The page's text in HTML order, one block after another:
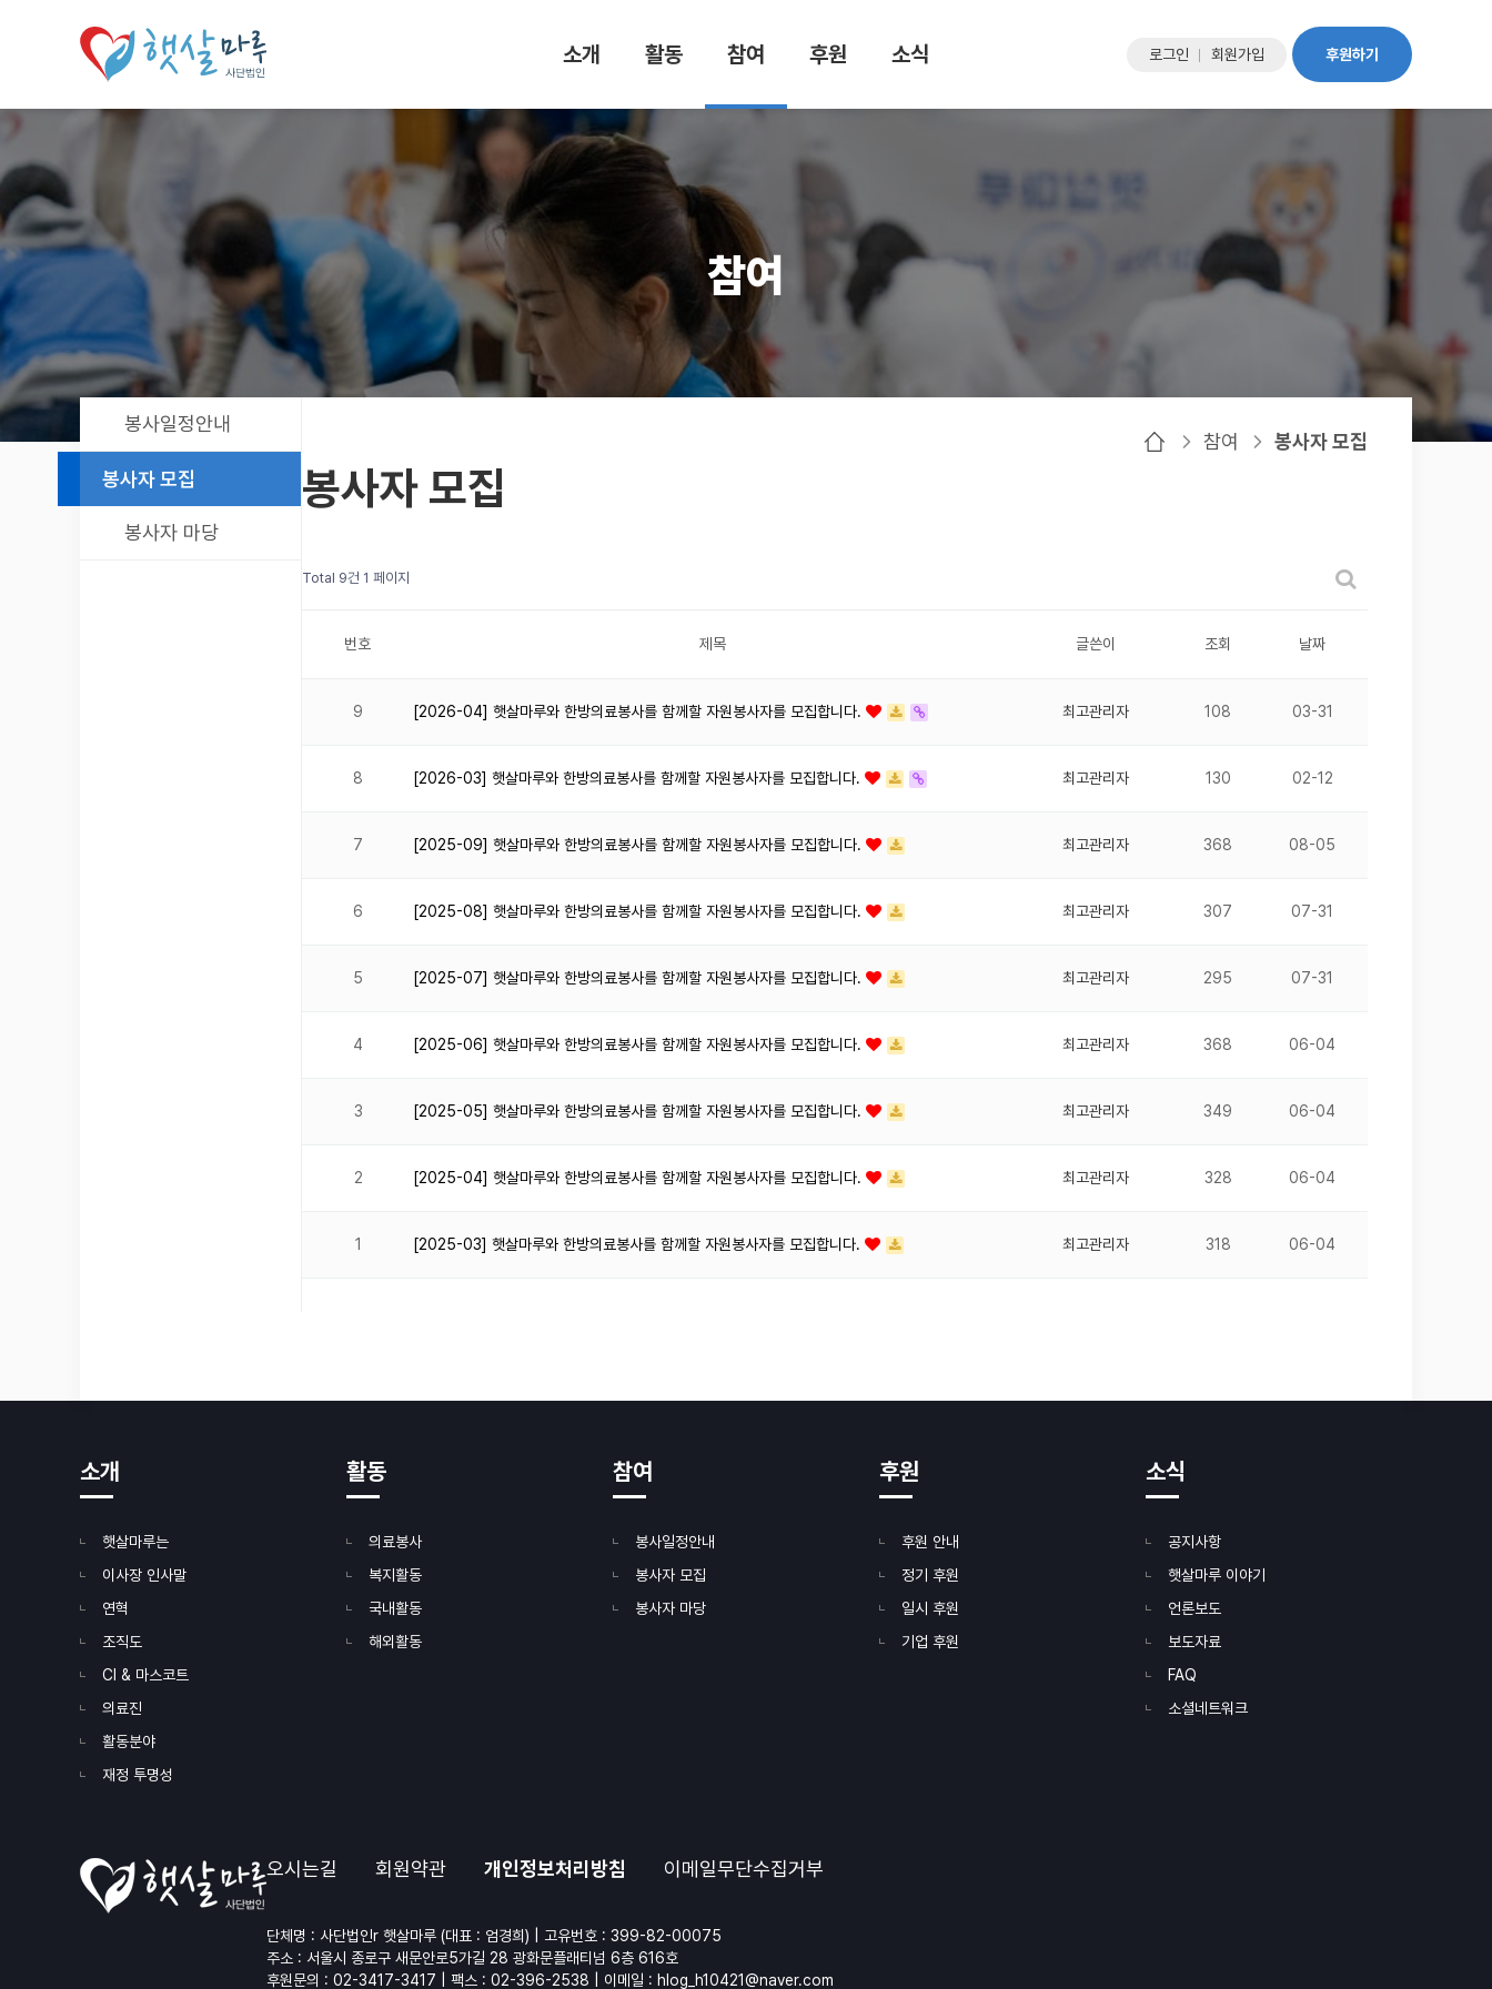
소개
햇살마루
는
CI & 마스
활동
복지활동
국내활동
해외활동
참여
집
봉사자 마
당
후원
정기 후원
기업 후원
소식
보도자료
로그인 회원가입 후원하기
참여
봉사일정안내
봉사자 모집
봉사자 마당
참여 봉사자 모집
봉사자 모집
Total 9건 1 페이지
번호 제목 글쓴이 조회 날짜
9 [2026-04] 햇살마루와 한방의료봉사를 함께할 자원봉사자를 모집합니다. 최고관리자 108 03-31
8 [2026-03] 햇살마루와 한방의료봉사를 함께할 자원봉사자를 모집합니다. 최고관리자 130 02-12
7 [2025-09] 햇살마루와 한방의료봉사를 함께할 자원봉사자를 모집합니다. 최고관리자 368 08-05
6 [2025-08] 햇살마루와 한방의료봉사를 함께할 자원봉사자를 모집합니다. 최고관리자 307 07-31
5 [2025-07] 햇살마루와 한방의료봉사를 함께할 자원봉사자를 모집합니다. 최고관리자 295 07-31
4 [2025-06] 햇살마루와 한방의료봉사를 함께할 자원봉사자를 모집합니다. 최고관리자 368 06-04
3 [2025-05] 햇살마루와 한방의료봉사를 함께할 자원봉사자를 모집합니다. 최고관리자 349 06-04
2 [2025-04] 햇살마루와 한방의료봉사를 함께할 자원봉사자를 모집합니다. 최고관리자 328 06-04
1 [2025-03] 햇살마루와 한방의료봉사를 함께할 자원봉사자를 모집합니다. 최고관리자 318 06-04
소개
햇살마루는
이사장 인사말
연혁
조직도
CI & 마스코트
의료진
활동분야
재정 투명성
활동
의료봉사
복지활동
국내활동
해외활동
참여
봉사일정안내
봉사자 모집
봉사자 마당
후원
후원 안내
정기 후원
일시 후원
기업 후원
소식
공지사항
햇살마루 이야기
언론보도
보도자료
FAQ
소셜네트워크
오시는길 회원약관 개인정보처리방침 이메일무단수집거부
단체명 : 사단법인r 햇살마루 (대표 : 엄경희) | 고유번호 : 399-82-00075
주소 : 서울시 종로구 새문안로5가길 28 광화문플래티넘 6층 616호
후원문의 : 02-3417-3417 | 팩스 : 02-396-2538 | 이메일 : hlog_h10421@naver.com